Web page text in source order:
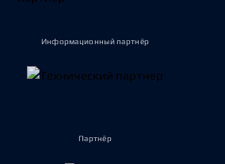
Информационный партнёр
Партнёр